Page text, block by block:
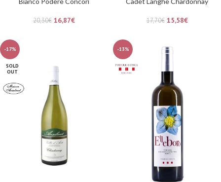
20,30€ 16,87€ 17,70€ 15,58€
-17%
SOLD
OUT
-13%